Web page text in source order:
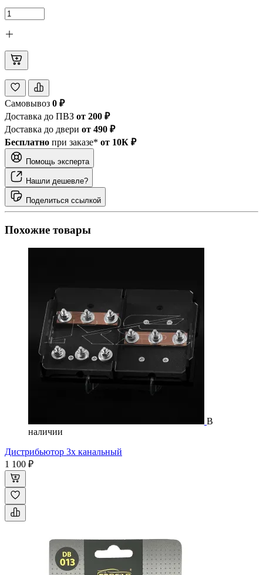
Самовывоз 0 ₽
Доставка до ПВЗ от 200 ₽
Доставка до двери от 490 ₽
Бесплатно при заказе* от 10К ₽
Помощь эксперта
Нашли дешевле?
Поделиться ссылкой
Похожие товары
В
наличии
Дистрибьютор 3х канальный
1 100 ₽